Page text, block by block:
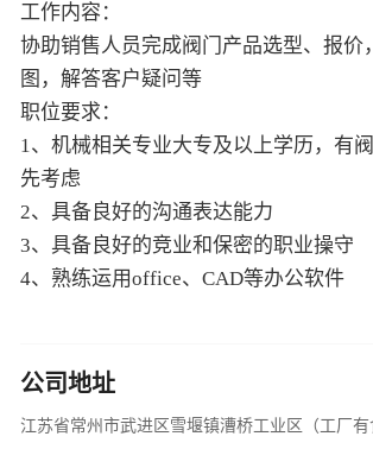
工作内容：
协助销售人员完成阀门产品选型、报价
图，解答客户疑问等
职位要求：
1、机械相关专业大专及以上学历，有
先考虑
2、具备良好的沟通表达能力
3、具备良好的竞业和保密的职业操守
4、熟练运用office、CAD等办公软件
公司地址
江苏省常州市武进区雪堰镇漕桥工业区（工厂有